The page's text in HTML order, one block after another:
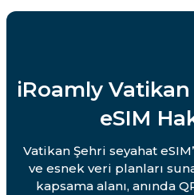
iRoamly
eSIM
Vatikan Şehri seyahat
ve esnek veri planları
kapsama alanı, anında